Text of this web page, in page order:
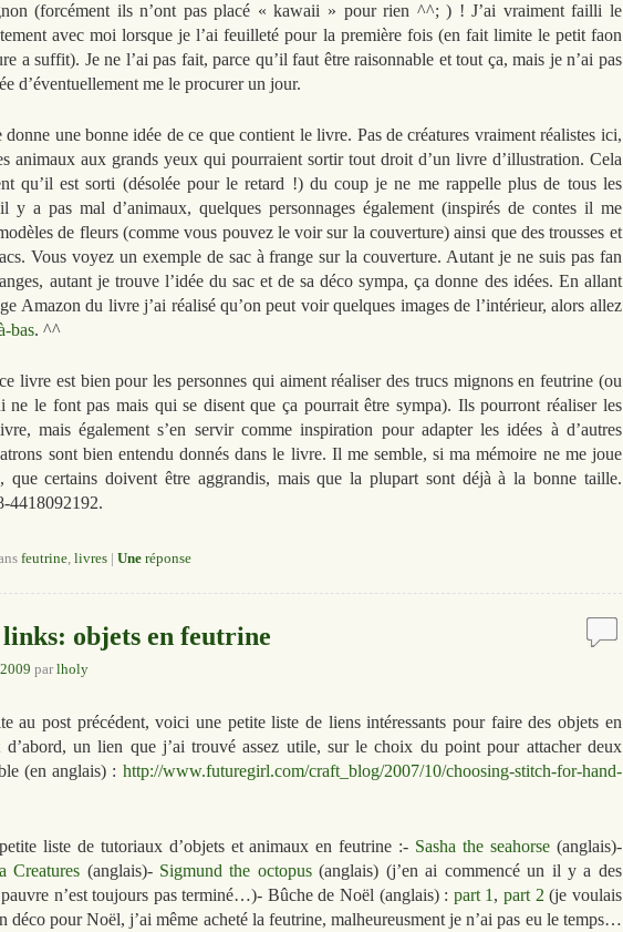
(forcément ils n’ont pas placé « kawaii » pour rien ^^; ) ! J’ai vraiment failli le
avec moi lorsque je l’ai feuilleté pour la première fois (en fait limite le petit faon
a suffit). Je ne l’ai pas fait, parce qu’il faut être raisonnable et tout ça, mais je n’ai pas
d’éventuellement me le procurer un jour.
une bonne idée de ce que contient le livre. Pas de créatures vraiment réalistes ici,
animaux aux grands yeux qui pourraient sortir tout droit d’un livre d’illustration. Cela
qu’il est sorti (désolée pour le retard !) du coup je ne me rappelle plus de tous les
y a pas mal d’animaux, quelques personnages également (inspirés de contes il me
de fleurs (comme vous pouvez le voir sur la couverture) ainsi que des trousses et
Vous voyez un exemple de sac à frange sur la couverture. Autant je ne suis pas fan
autant je trouve l’idée du sac et de sa déco sympa, ça donne des idées. En allant
Amazon du livre j’ai réalisé qu’on peut voir quelques images de l’intérieur, alors allez
bas. ^^
livre est bien pour les personnes qui aiment réaliser des trucs mignons en feutrine (ou
ne le font pas mais qui se disent que ça pourrait être sympa). Ils pourront réaliser les
mais également s’en servir comme inspiration pour adapter les idées à d’autres
sont bien entendu donnés dans le livre. Il me semble, si ma mémoire ne me joue
que certains doivent être aggrandis, mais que la plupart sont déjà à la bonne taille.
4418092192.
feutrine,livres |Une réponse
objets en feutrine
parlholy
au post précédent, voici une petite liste de liens intéressants pour faire des objets en
d’abord, un lien que j’ai trouvé assez utile, sur le choix du point pour attacher deux
(en anglais) : http://www.futuregirl.com/craft_blog/2007/10/choosing-stitch-for-hand-
liste de tutoriaux d’objets et animaux en feutrine :- Sasha the seahorse(anglais)-
Creatures (anglais)- Sigmund the octopus(anglais) (j’en ai commencé un il y a des
n’est toujours pas terminé…)- Bûche de Noël (anglais) : part 1 ,part 2 (je voulais
déco pour Noël, j’ai même acheté la feutrine, malheureusment je n’ai pas eu le temps…